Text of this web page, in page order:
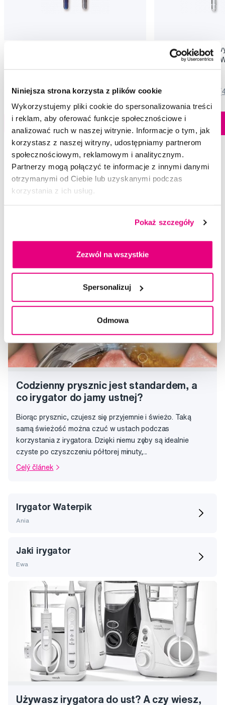
Niniejsza strona korzysta z plików cookie
Wykorzystujemy pliki cookie do spersonalizowania treści
i reklam, aby oferować funkcje społecznościowe i
analizować ruch w naszej witrynie. Informacje o tym, jak
korzystasz z naszej witryny, udostępniamy partnerom
społecznościowym, reklamowym i analitycznym.
Partnerzy mogą połączyć te informacje z innymi danymi
otrzymanymi od Ciebie lub uzyskanymi podczas
korzystania z ich usług.
Pokaż szczegóły
Zezwól na wszystkie
Spersonalizuj
Odmowa
WP-450, (2 szt)
55,00 Zł
5,0/5 (17x)
Do koszyka
Natychmiast w
1 sklepie
Waterpik końcówki
mostów i implantów
WP-450, (2 szt.)
55,00 Zł
Do koszyka
Wybrane pytania i artykuły
Codzienny prysznic jest standardem, a
co irygator do jamy ustnej?
Biorąc prysznic, czujesz się przyjemnie i świeżo. Taką
samą świeżość można czuć w ustach podczas
korzystania z irygatora. Dzięki niemu zęby są idealnie
czyste po czyszczeniu półtorej minuty,...
Celý článek
Irygator Waterpik
Ania
Jaki irygator
Ewa
Używasz irygatora do ust? A czy wiesz,